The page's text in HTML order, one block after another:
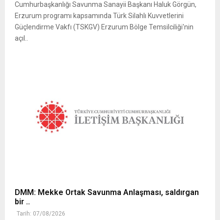
Cumhurbaşkanlığı Savunma Sanayii Başkanı Haluk Görgün,
Erzurum programı kapsamında Türk Silahlı Kuvvetlerini
Güçlendirme Vakfı (TSKGV) Erzurum Bölge Temsilciliği'nin
açıl..
DMM: Mekke Ortak Savunma Anlaşması, saldırgan
bir ..
Tarih: 07/08/2026